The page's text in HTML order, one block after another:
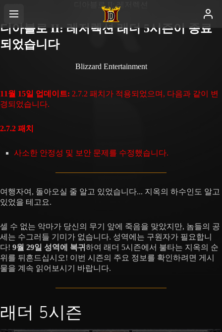
디아블로 II: 레저렉션
디아블로 II: 레저렉션 래더 5시즌이 종료
되었습니다
Blizzard Entertainment
11월 15일 업데이트: 2.7.2 패치가 적용되었으며, 다음과 같이 변
경되었습니다.
2.7.2 패치
사소한 안정성 및 보안 문제를 수정했습니다.
여행자여, 돌아오실 줄 알고 있었습니다... 지옥의 하수인도 알고
있었을 테고요.
셀 수 없는 악마가 당신의 무기 앞에 죽음을 맞았지만, 놈들의 공
세는 수그러들 기미가 없습니다. 성역에는 구원자가 필요합니
다! 9월 29일 성역에 복귀 하여 래더 5시즌에서 불타는 지옥의 순
위를 뒤흔드십시오! 이번 시즌의 주요 정보를 확인하려면 게시
물을 계속 읽어보시기 바랍니다.
래더 5시즌